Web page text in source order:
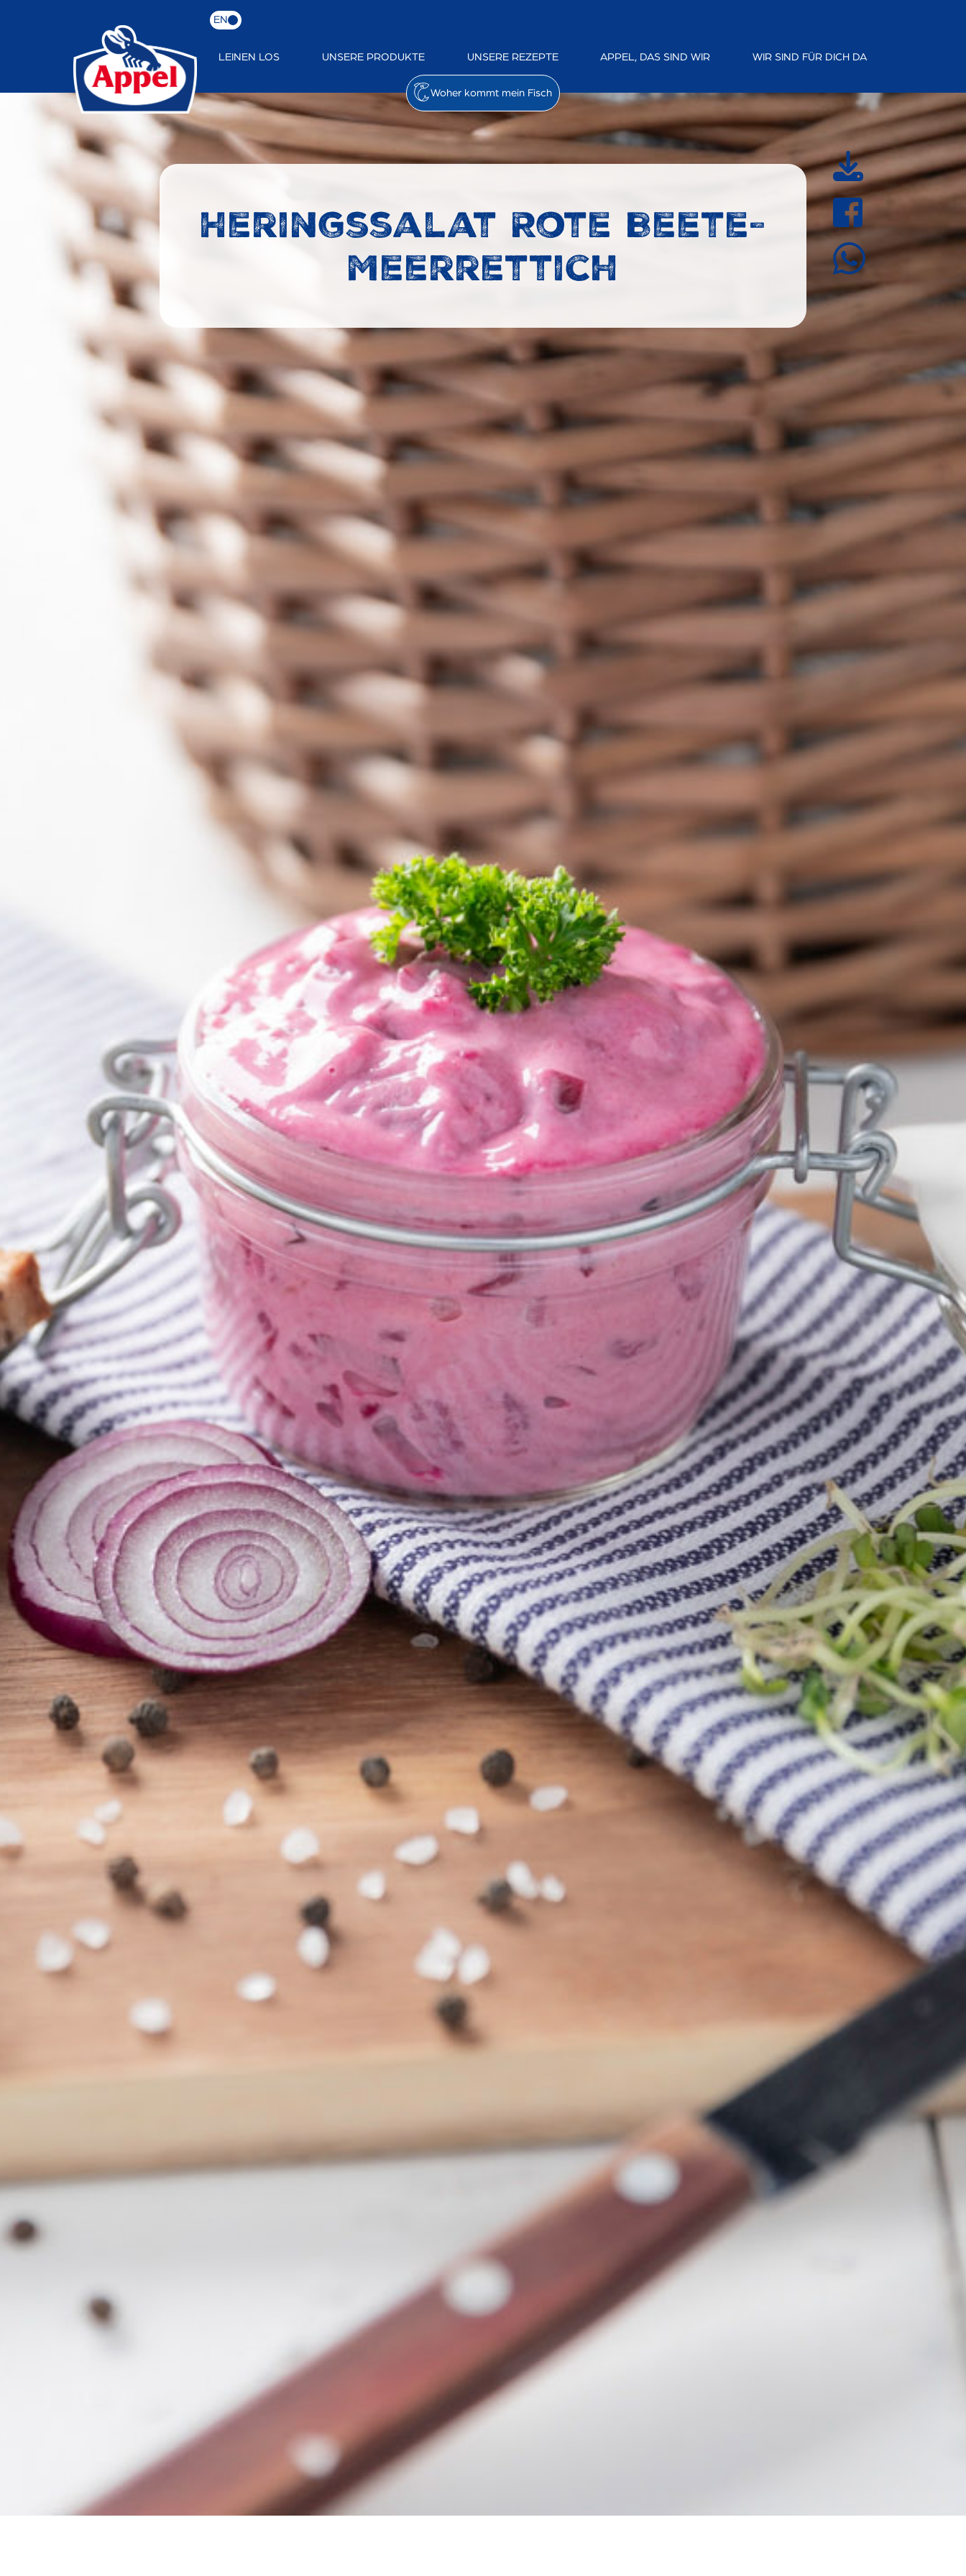
EN
LEINEN LOS UNSERE PRODUKTE UNSERE REZEPTE APPEL, DAS SIND WIR WIR SIND FÜR DICH DA
Woher kommt mein Fisch
Heringssalat Rote Beete-
Meerrettich